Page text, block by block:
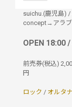
suichu.(鹿児島) /
concept→アラブ
OPEN 18:00
前売券(税込)
円
ロック / オルタ